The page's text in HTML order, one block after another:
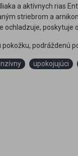
a aktívnych rias
striebrom a
ochladzuje, poskytuje
pokožku, podráždenú
upokojujúci